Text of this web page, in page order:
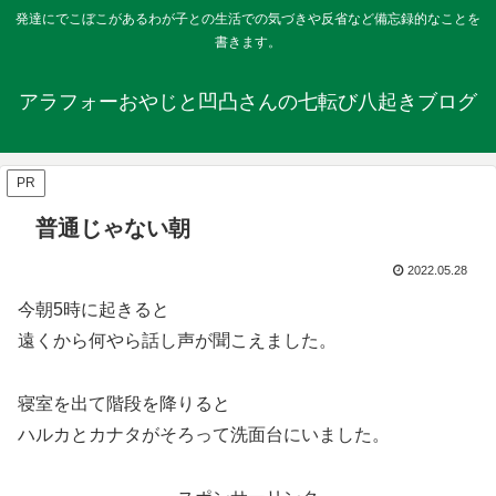
発達にでこぼこがあるわが子との生活での気づきや反省など備忘録的なことを
書きます。
アラフォーおやじと凹凸さんの七転び八起きブログ
PR
普通じゃない朝
2022.05.28
今朝5時に起きると
遠くから何やら話し声が聞こえました。
寝室を出て階段を降りると
ハルカとカナタがそろって洗面台にいました。